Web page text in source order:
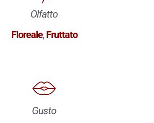
Olfatto
Floreale, Fruttato
Gusto